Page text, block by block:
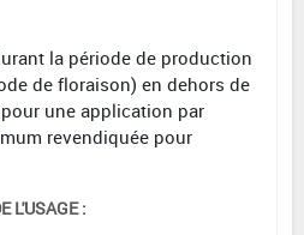
la période de production
de floraison) en dehors de
une application par
revendiquée pour
L'USAGE :